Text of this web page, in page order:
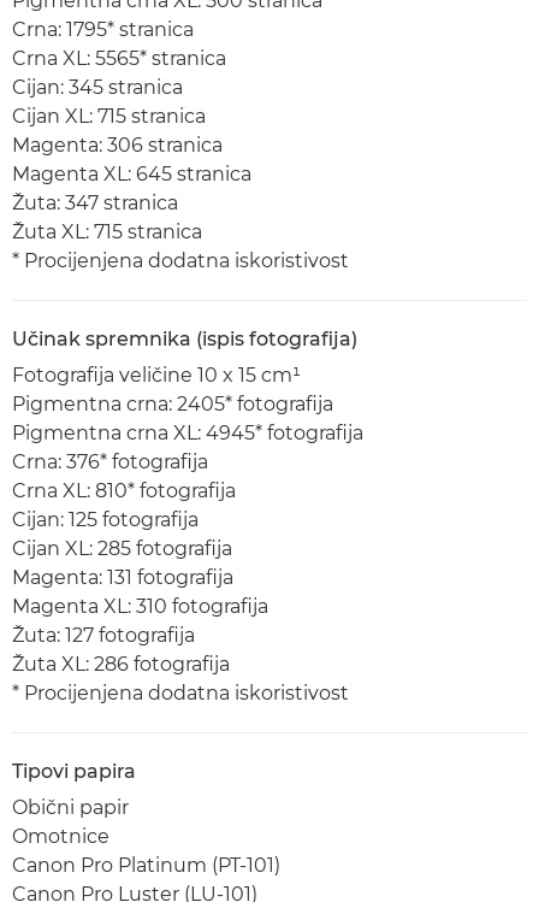
Crna: 1795* stranica
Crna XL: 5565* stranica
Cijan: 345 stranica
Cijan XL: 715 stranica
Magenta: 306 stranica
Magenta XL: 645 stranica
Žuta: 347 stranica
Žuta XL: 715 stranica
* Procijenjena dodatna iskoristivost
Učinak spremnika (ispis fotografija)
Fotografija veličine 10 x 15 cm¹
Pigmentna crna: 2405* fotografija
Pigmentna crna XL: 4945* fotografija
Crna: 376* fotografija
Crna XL: 810* fotografija
Cijan: 125 fotografija
Cijan XL: 285 fotografija
Magenta: 131 fotografija
Magenta XL: 310 fotografija
Žuta: 127 fotografija
Žuta XL: 286 fotografija
* Procijenjena dodatna iskoristivost
Tipovi papira
Obični papir
Omotnice
Canon Pro Platinum (PT-101)
Canon Pro Luster (LU-101)